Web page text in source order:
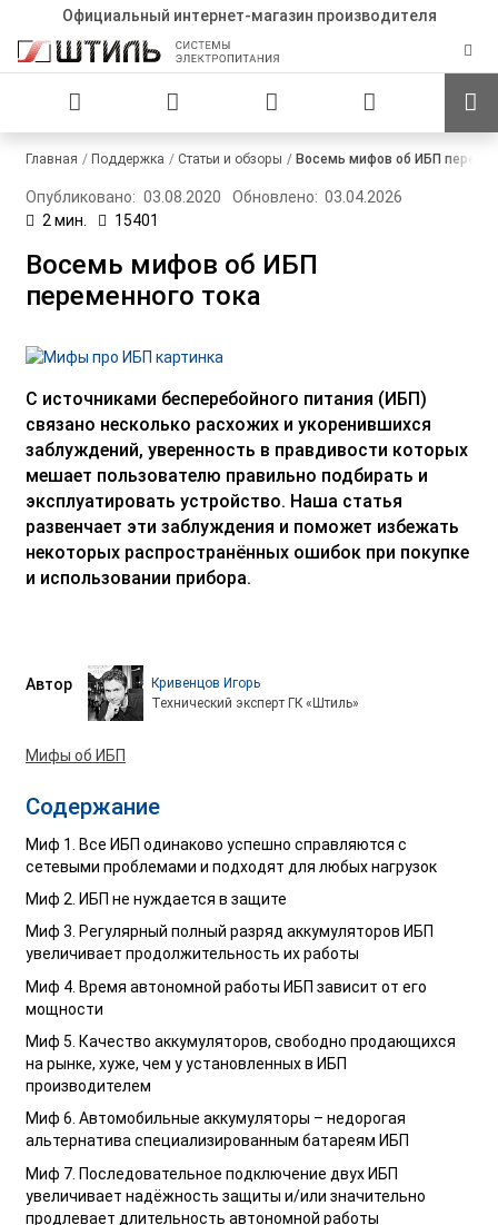
Официальный интернет-магазин производителя
Главная Поддержка Статьи и обзоры Восемь мифов об ИБП
Опубликовано: 03.08.2020 Обновлено: 03.04.2026
2 мин.
15401
Восемь мифов об ИБП
переменного тока
С источниками бесперебойного питания (ИБП)
связано несколько расхожих и укоренившихся
заблуждений, уверенность в правдивости которых
мешает пользователю правильно подбирать и
эксплуатировать устройство. Наша статья
развенчает эти заблуждения и поможет избежать
некоторых распространённых ошибок при покупке
и использовании прибора.
Автор
Кривенцов Игорь
Технический эксперт ГК «Штиль»
Мифы об ИБП
Содержание
Миф 1. Все ИБП одинаково успешно справляются с
сетевыми проблемами и подходят для любых нагрузок
Миф 2. ИБП не нуждается в защите
Миф 3. Регулярный полный разряд аккумуляторов ИБП
увеличивает продолжительность их работы
Миф 4. Время автономной работы ИБП зависит от его
мощности
Миф 5. Качество аккумуляторов, свободно продающихся
на рынке, хуже, чем у установленных в ИБП
производителем
Миф 6. Автомобильные аккумуляторы – недорогая
альтернатива специализированным батареям ИБП
Миф 7. Последовательное подключение двух ИБП
увеличивает надёжность защиты и/или значительно
продлевает длительность автономной работы